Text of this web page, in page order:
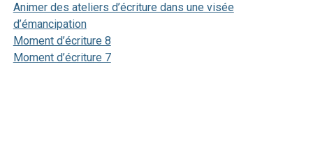
Animer des ateliers d’écriture dans une visée
d’émancipation
Moment d’écriture 8
Moment d’écriture 7